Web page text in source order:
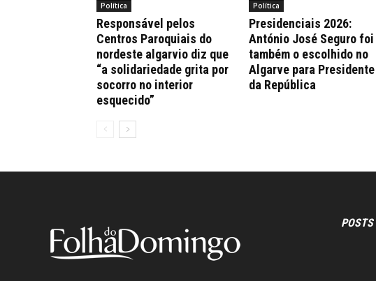
Política
Responsável pelos
Centros Paroquiais do
nordeste algarvio diz que
“a solidariedade grita por
socorro no interior
esquecido”
Política
Presidenciais 2026:
António José Seguro foi
também o escolhido no
Algarve para Presidente
da República